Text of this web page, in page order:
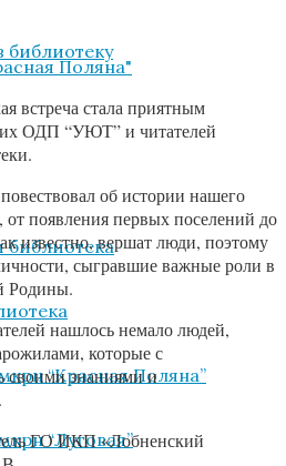
библиотеку
библиотека
“Красная Поляна”
“Луговая”
Поляна"
встреча стала приятным
ОДП “УЮТ” и читателей
об истории нашего
от появления первых поселений до
известно, вершат люди, поэтому
сыгравшие важные роли в
Родины.
нашлось немало людей,
которые с
своими знаниями и
ГО ИКП «Лобненский